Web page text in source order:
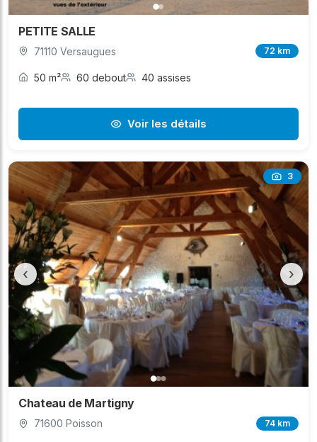
PETITE SALLE
71110 Versaugues 72 km
50 m² 60 debout 40 assises
Voir les détails
3
‹ ›
Chateau de Martigny
71600 Poisson 74 km